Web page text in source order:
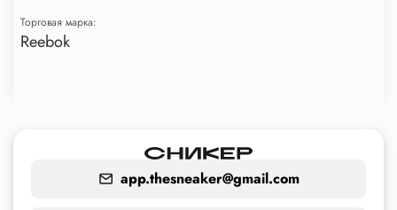
Торговая марка:
Reebok
app.thesneaker@gmail.com